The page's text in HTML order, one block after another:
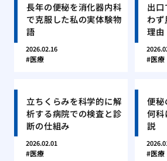
長年の便秘を消化器内科
で克服した私の実体験物
語
2026.02.16
医療
出
わず
理由
医療
立ちくらみを科学的に解
析する病院での検査と診
断の仕組み
2026.02.01
医療
便秘
何科
説
医療